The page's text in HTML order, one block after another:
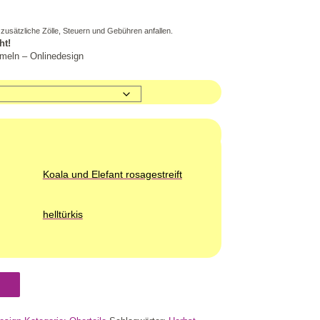
Zölle, Steuern und Gebühren anfallen.
– Onlinedesign
Koala und Elefant rosagestreift
helltürkis